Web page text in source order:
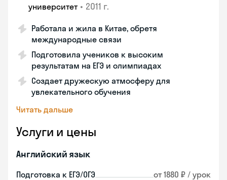
университет • 2011 г.
Работала и жила в Китае, обретя
международные связи
Подготовила учеников к высоким
результатам на ЕГЭ и олимпиадах
Создает дружескую атмосферу для
увлекательного обучения
Читать дальше
Услуги и цены
Английский язык
Подготовка к ЕГЭ/ОГЭ от 1880 ₽ / урок